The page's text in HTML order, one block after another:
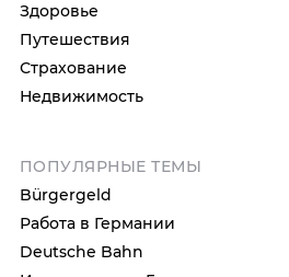
Здоровье
Путешествия
Страхование
Недвижимость
ПОПУЛЯРНЫЕ ТЕМЫ
Bürgergeld
Работа в Германии
Deutsche Bahn